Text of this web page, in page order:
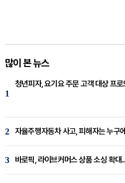
많이 본 뉴스
1
청년피자, 요기요 주문 고객 대상 프로
2 자율주행자동차 사고, 피해자는 누구
3 바로픽, 라이브커머스 상품 소싱 확대